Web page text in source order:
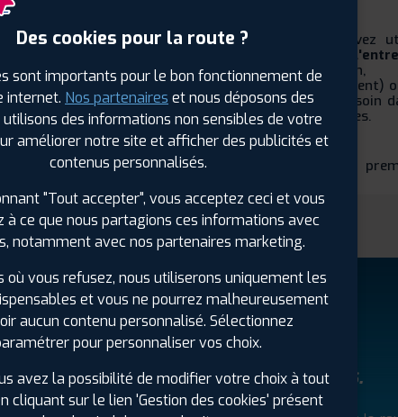
Vous pouvez
pneus,
échappement)
Pas de besoin
vos proches.
Soyez les
au quotidien pour
meilleur des services à ses clients.
Des cookies pour la route ?
sont importants pour le bon fonctionnement de
internet. Nos partenaires et nous déposons des
utilisons des informations non sensibles de votre
améliorer notre site et afficher des publicités et
contenus personnalisés.
"Tout accepter", vous acceptez ceci et vous
à ce que nous partagions ces informations avec
notamment avec nos partenaires marketing.
où vous refusez, nous utiliserons uniquement les
et vous ne pourrez malheureusement
aucun contenu personnalisé. Sélectionnez
pour personnaliser vos choix.
avez la possibilité de modifier votre choix à tout
cliquant sur le lien 'Gestion des cookies' présent